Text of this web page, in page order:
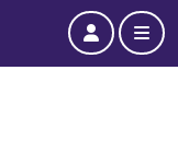
Account